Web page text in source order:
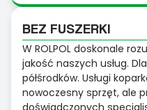
BEZ FUSZERKI
W ROLPOL doskonale
jakość naszych usług.
półśrodków. Usługi
nowoczesny sprzęt, ale